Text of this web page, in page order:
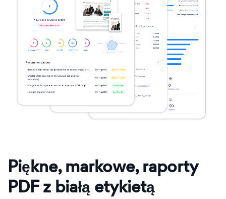
Piękne, markowe, raporty
PDF z białą etykietą